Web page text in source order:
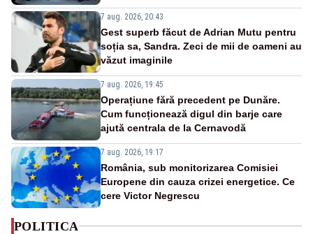
7 aug. 2026, 20:43
Gest superb făcut de Adrian Mutu pentru
soția sa, Sandra. Zeci de mii de oameni au
văzut imaginile
7 aug. 2026, 19:45
Operațiune fără precedent pe Dunăre.
Cum funcționează digul din barje care
ajută centrala de la Cernavodă
7 aug. 2026, 19:17
România, sub monitorizarea Comisiei
Europene din cauza crizei energetice. Ce
cere Victor Negrescu
POLITICA